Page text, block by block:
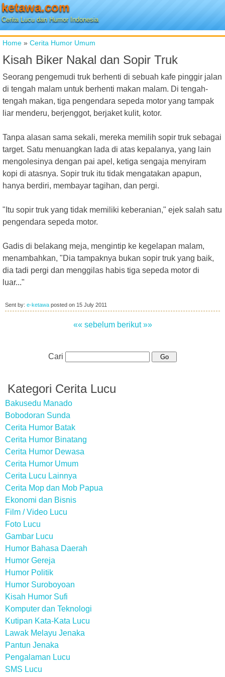
ketawa.com
Cerita Lucu dan Humor Indonesia
Home » Cerita Humor Umum
Kisah Biker Nakal dan Sopir Truk
Seorang pengemudi truk berhenti di sebuah kafe pinggir jalan
di tengah malam untuk berhenti makan malam. Di tengah-
tengah makan, tiga pengendara sepeda motor yang tampak
liar menderu, berjenggot, berjaket kulit, kotor.
Tanpa alasan sama sekali, mereka memilih sopir truk sebagai
target. Satu menuangkan lada di atas kepalanya, yang lain
mengolesinya dengan pai apel, ketiga sengaja menyiram
kopi di atasnya. Sopir truk itu tidak mengatakan apapun,
hanya berdiri, membayar tagihan, dan pergi.
"Itu sopir truk yang tidak memiliki keberanian," ejek salah satu
pengendara sepeda motor.
Gadis di belakang meja, mengintip ke kegelapan malam,
menambahkan, "Dia tampaknya bukan sopir truk yang baik,
dia tadi pergi dan menggilas habis tiga sepeda motor di
luar..."
Sent by: e-ketawa posted on 15 July 2011
«« sebelum berikut »»
Cari
Kategori Cerita Lucu
Bakusedu Manado
Bobodoran Sunda
Cerita Humor Batak
Cerita Humor Binatang
Cerita Humor Dewasa
Cerita Humor Umum
Cerita Lucu Lainnya
Cerita Mop dan Mob Papua
Ekonomi dan Bisnis
Film / Video Lucu
Foto Lucu
Gambar Lucu
Humor Bahasa Daerah
Humor Gereja
Humor Politik
Humor Suroboyoan
Kisah Humor Sufi
Komputer dan Teknologi
Kutipan Kata-Kata Lucu
Lawak Melayu Jenaka
Pantun Jenaka
Pengalaman Lucu
SMS Lucu